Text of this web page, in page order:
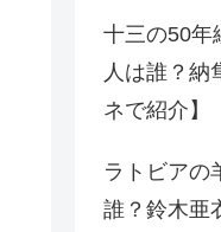
十三の50年
人は誰？納
ネで紹介】
ラトビアの
誰？鈴木亜